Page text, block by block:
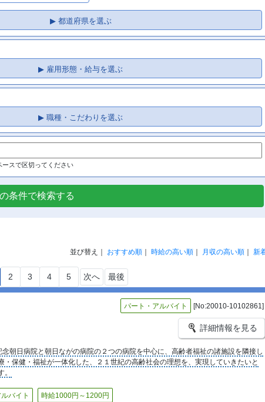
▶ 都道府県を選ぶ
▶ 雇用形態・給与を選ぶ
▶ 職種・こだわりを選ぶ
スで区切ってください
条件で検索する
並び替え｜ おすすめ順 時給の高い順 月収の高い順 新
2 3 4 5 次へ 最後
パート・アルバイト [No:20010-10102861]
詳細情報を見る
念朝日病院と朝日ながの病院の２つの病院を中心に、高齢者福祉の諸施設を隣接し
・保健・福祉が一体化した、２１世紀の高齢社会の理想を、実現していきたいと
。
バイト 時給1000円～1200円